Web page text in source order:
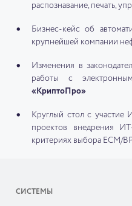
распознавание, печать,
Бизнес-кейс об
крупнейшей компании
Изменения в
работы с
«КриптоПро»
Круглый стол с участие
проектов внедрения
критериях выбора ECM/
СИСТЕМЫ